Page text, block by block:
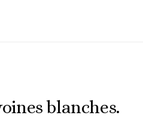
blanches.